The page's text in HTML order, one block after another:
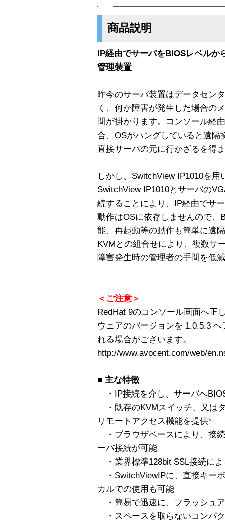
商品説明
IP経由でサーバをBIOSレベル
管理装置
昨今のサーバ装置はデータセン
く、何か障害が発生した場合の
間が掛かります。コンソール経
合、OSがハングしていると遠
直接サーバの元に行かざるを得
しかし、SwitchView IP1010を
SwitchView IP1010とサーバの
続することにより、IP経由でサ
動作はOSに依存しませんので、
能、再起動等の動作も簡単に遠
KVMとの組合せにより、複数サ
障害発生時の管理者の手間を低
＜ご注意＞
RedHat 9のコンソール画面へ正
ウェアのバージョンを 1.0.5.3
れる場合がございます。
http://www.avocent.com/web/
■ 主な特徴
・IP接続を介し、サーバへ
・既存のKVMスイッチ、又は
リモートアクセス機能を提供*
・ブラウザベースにより、接
ーバ接続が可能
・業界標準128bit SSL接続に
・SwitchViewIPに、直接キー
カルでの使用も可能
・簡易で迅速に、フラッシュ
・スペースを取らないコンパ